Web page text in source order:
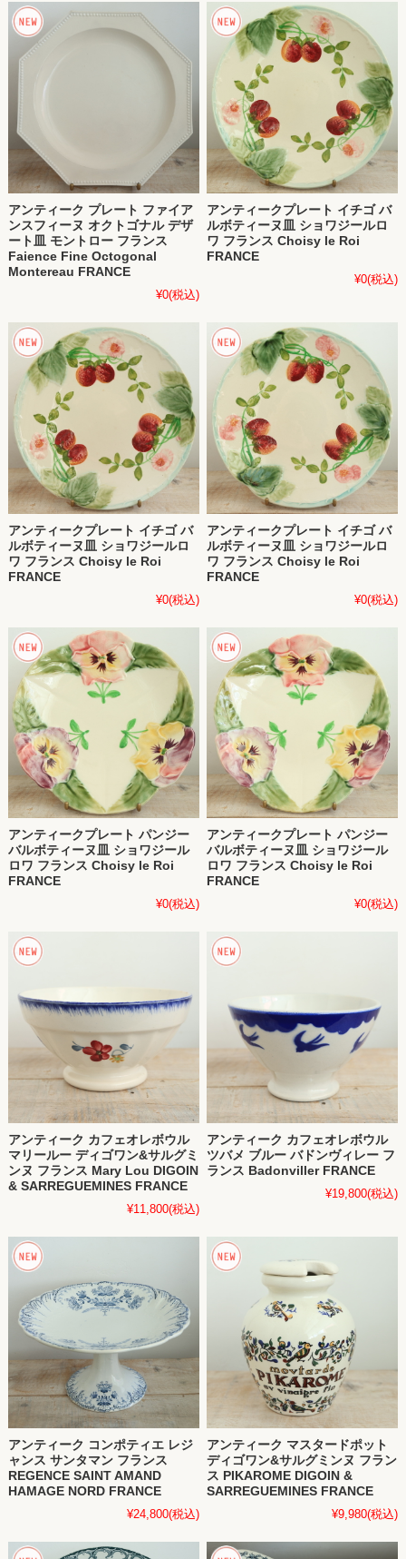
アンティーク プレート ファイア
ンスフィーヌ オクトゴナル デザ
ート皿 モントロー フランス
Faience Fine Octogonal
Montereau FRANCE
¥0(税込)
アンティークプレート イチゴ バ
ルボティーヌ皿 ショワジールロ
ワ フランス Choisy le Roi
FRANCE
¥0(税込)
アンティークプレート イチゴ バ
ルボティーヌ皿 ショワジールロ
ワ フランス Choisy le Roi
FRANCE
¥0(税込)
アンティークプレート イチゴ バ
ルボティーヌ皿 ショワジールロ
ワ フランス Choisy le Roi
FRANCE
¥0(税込)
アンティークプレート パンジー
バルボティーヌ皿 ショワジール
ロワ フランス Choisy le Roi
FRANCE
¥0(税込)
アンティークプレート パンジー
バルボティーヌ皿 ショワジール
ロワ フランス Choisy le Roi
FRANCE
¥0(税込)
アンティーク カフェオレボウル
マリールー ディゴワン&サルグミ
ンヌ フランス Mary Lou DIGOIN
& SARREGUEMINES FRANCE
¥11,800(税込)
アンティーク カフェオレボウル
ツバメ ブルー バドンヴィレー フ
ランス Badonviller FRANCE
¥19,800(税込)
アンティーク コンポティエ レジ
ャンス サンタマン フランス
REGENCE SAINT AMAND
HAMAGE NORD FRANCE
¥24,800(税込)
アンティーク マスタードポット
ディゴワン&サルグミンヌ フラン
ス PIKAROME DIGOIN &
SARREGUEMINES FRANCE
¥9,980(税込)